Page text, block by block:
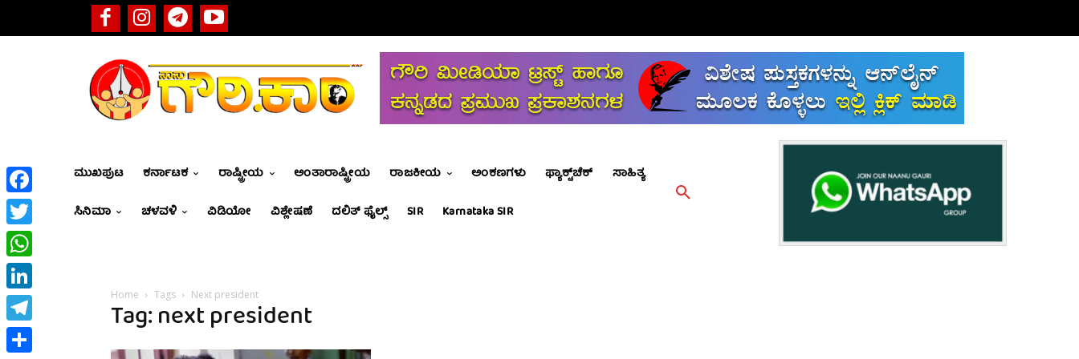
ಮುಖಪುಟ ಕರ್ನಾಟಕ ರಾಷ್ಟ್ರೀಯ ಅಂತಾರಾಷ್ಟ್ರೀಯ ರಾಜಕೀಯ ಅಂಕಣಗಳು ಫ್ಯಾಕ್ಟ್‌ಚೆಕ್
ಸಾಹಿತ್ಯ
ಸಿನಿಮಾ
ಚಳವಳಿ ವಿಡಿಯೋ ವಿಶ್ಲೇಷಣೆ ದಲಿತ್ ಫೈಲ್ಸ್ SIR Karnataka SIR
Home Tags Next president
Tag: next president
Facebook
Twitter
WhatsApp
LinkedIn
Telegram